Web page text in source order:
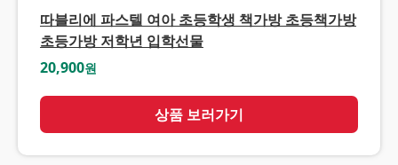
따블리에 파스텔 여아 초등학생 책가방 초등책가방
초등가방 저학년 입학선물
20,900원
상품 보러가기